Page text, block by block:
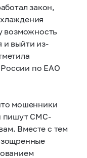
закон,
возможность
и выйти из-
по ЕАО
мошенники
пишут СМС-
Вместе с тем